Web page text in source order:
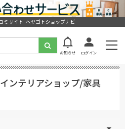
ミサイト ヘヤゴトショップナビ
お知らせ ログイン
ンテリアショップ/家具